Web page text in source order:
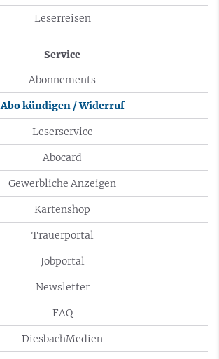
Leserreisen
Service
Abonnements
Abo kündigen / Widerruf
Leserservice
Abocard
Gewerbliche Anzeigen
Kartenshop
Trauerportal
Jobportal
Newsletter
FAQ
DiesbachMedien